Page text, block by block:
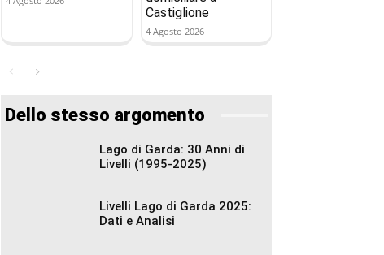
Castiglione
4 Agosto 2026
Dello stesso argomento
Lago di Garda: 30 Anni di
Livelli (1995-2025)
Livelli Lago di Garda 2025:
Dati e Analisi